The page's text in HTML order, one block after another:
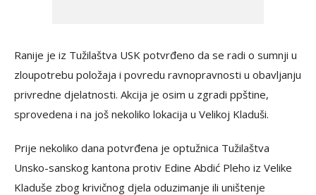
Ranije je iz Tužilaštva USK potvrđeno da se radi o sumnji u
zloupotrebu položaja i povredu ravnopravnosti u obavljanju
privredne djelatnosti. Akcija je osim u zgradi ppštine,
sprovedena i na još nekoliko lokacija u Velikoj Kladuši.
Prije nekoliko dana potvrđena je optužnica Tužilaštva
Unsko-sanskog kantona protiv Edine Abdić Pleho iz Velike
Kladuše zbog krivičnog djela oduzimanje ili uništenje